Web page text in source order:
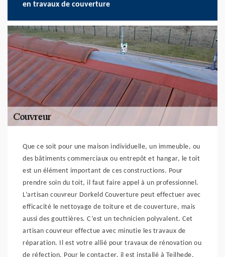
en travaux de couverture
Que ce soit pour une maison individuelle, un immeuble, ou
des bâtiments commerciaux ou entrepôt et hangar, le toit
est un élément important de ces constructions. Pour
prendre soin du toit, il faut faire appel à un professionnel.
L’artisan couvreur Dorkeld Couverture peut effectuer avec
efficacité le nettoyage de toiture et de couverture, mais
aussi des gouttières. C’est un technicien polyvalent. Cet
artisan couvreur effectue avec minutie les travaux de
réparation. Il est votre allié pour travaux de rénovation ou
de réfection. Pour le contacter, il est installé à Teilhede,